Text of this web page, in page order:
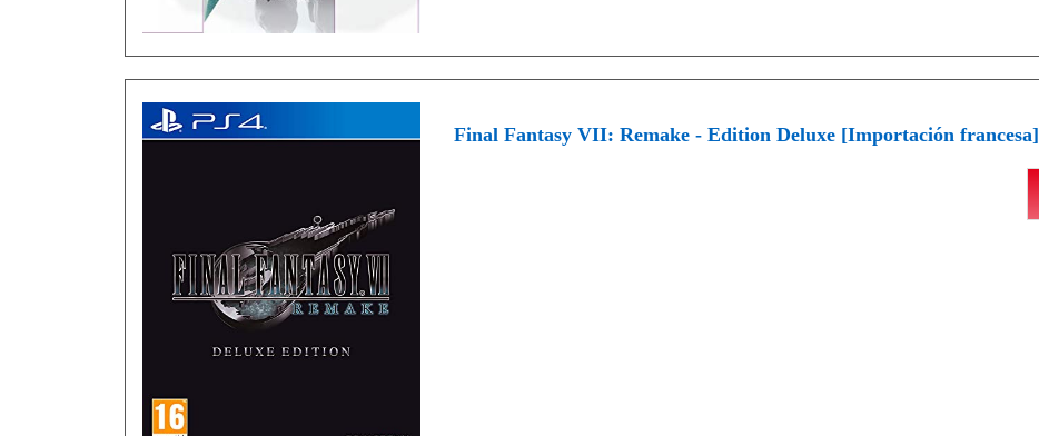
Final Fantasy VII: Remake - Edition Deluxe [Importación francesa]